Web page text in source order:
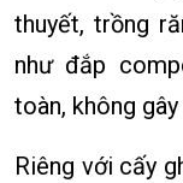
thuyết, trồng
như đắp
toàn, không
Riêng với cấy